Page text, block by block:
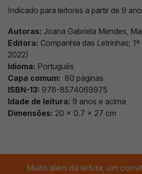
Indicado para leitores a partir de 9
Autoras: Joana Gabriela Mendes,
Editora: Companhia das Letrinhas;
2022)
Idioma: Português
Capa comum: 80 páginas
ISBN-13: 978-8574069975
Idade de leitura: 9 anos e acima
Dimensões: 20 x 0.7 x 27 cm
Muito além da leitura, um